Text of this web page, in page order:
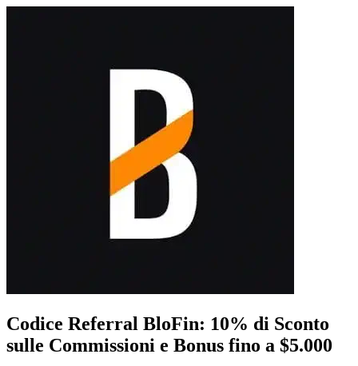
Codice Referral BloFin: 10% di Sconto
sulle Commissioni e Bonus fino a $5.000